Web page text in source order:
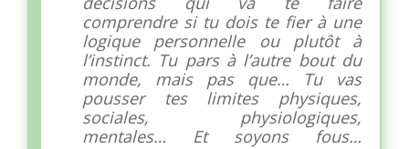
comprendre si tu dois te fier à une
logique personnelle ou plutôt à
l’instinct. Tu pars à l’autre bout du
monde, mais pas que… Tu vas
pousser tes limites physiques,
sociales, physiologiques,
mentales… Et soyons fous…